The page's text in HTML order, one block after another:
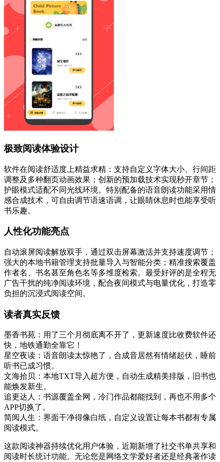
极致阅读体验设计
软件在阅读舒适度上精益求精：支持自定义字体大小、行间距
调整及多种翻页动画效果；创新的预加载技术实现秒开章节；
护眼模式适配不同光线环境。特别配备的语音朗读功能采用情
感合成技术，可自由调节语速语调，让眼睛休息时也能享受听
书乐趣。
人性化功能亮点
自动滚屏阅读解放双手，通过双击屏幕激活并支持速度调节；
强大的本地书籍管理支持批量导入与智能分类；精准搜索覆盖
作者名、书名甚至角色名等多维度检索。最受好评的是全程无
广告干扰的纯净阅读环境，配合夜间模式与电量优化，打造零
负担的沉浸式阅读空间。
读者真实反馈
墨香书苑：用了三个月彻底离不开了，更新速度比收费软件还
快，地铁通勤全靠它！
星空夜读：语音朗读太惊艳了，合成音居然有情绪起伏，睡前
听书已成习惯。
文海拾贝：本地TXT导入超方便，自动生成精美排版，旧书也
能焕发新生。
追更达人：书源覆盖全网，冷门作品都能找到，再也不用多个
APP切换了。
简阅人生：界面干净得像白纸，自定义设置让每本书都有专属
阅读模式。
这款阅读神器持续优化用户体验，近期新增了社交书单共享和
阅读时长统计功能。无论您是网络文学爱好者还是经典著作读